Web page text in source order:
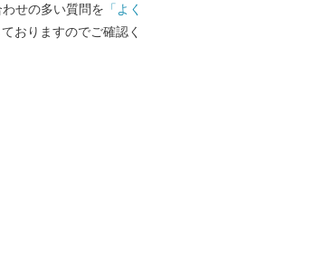
せの多い質問を 「よく
おりますのでご確認く